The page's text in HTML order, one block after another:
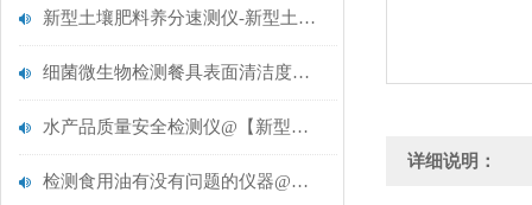
新型土壤肥料养分速测仪-新型土壤肥料养分速测仪
细菌微生物检测餐具表面清洁度分析仪【云唐推荐】餐具表面清洁度分析仪
水产品质量安全检测仪@【新型升级】水产品质量安全检测仪
检测食用油有没有问题的仪器@推荐食用油品质检测仪
详细说明：